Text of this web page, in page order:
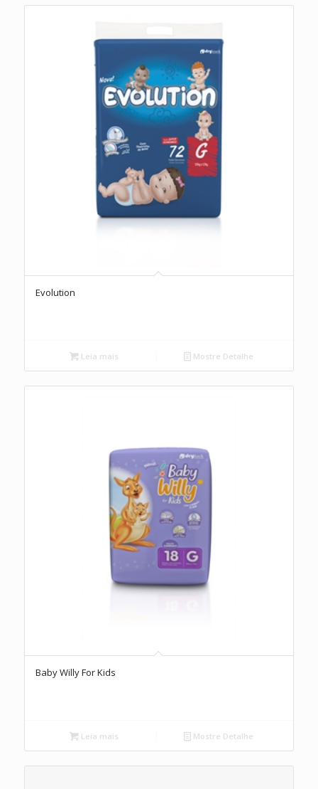
Evolution
Leia mais Mostre Detalhe
Baby Willy For Kids
Leia mais Mostre Detalhe